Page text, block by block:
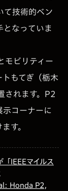
て技術的ベン
となっていま
モビリティー
もてぎ（栃木
されます。P2
示コーナーに
す。
IEEEマイルス
Honda P2,